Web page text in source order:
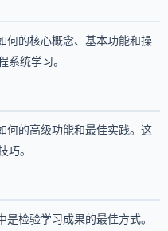
何的核心概念、基本功能和操
系统学习。
何的高级功能和最佳实践。这
巧。
检验学习成果的最佳方式。